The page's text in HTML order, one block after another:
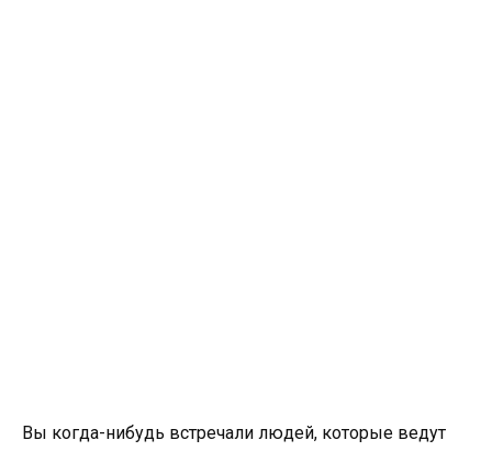
Вы когда-нибудь встречали людей, которые ведут